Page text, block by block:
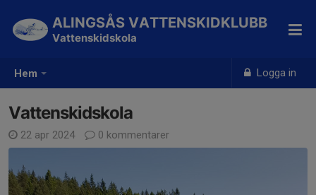
Hem Logga in
ALINGSÅS VATTENSKIDKLUBB
Vattenskidskola
Vattenskidskola
22 apr 2024 0 kommentarer